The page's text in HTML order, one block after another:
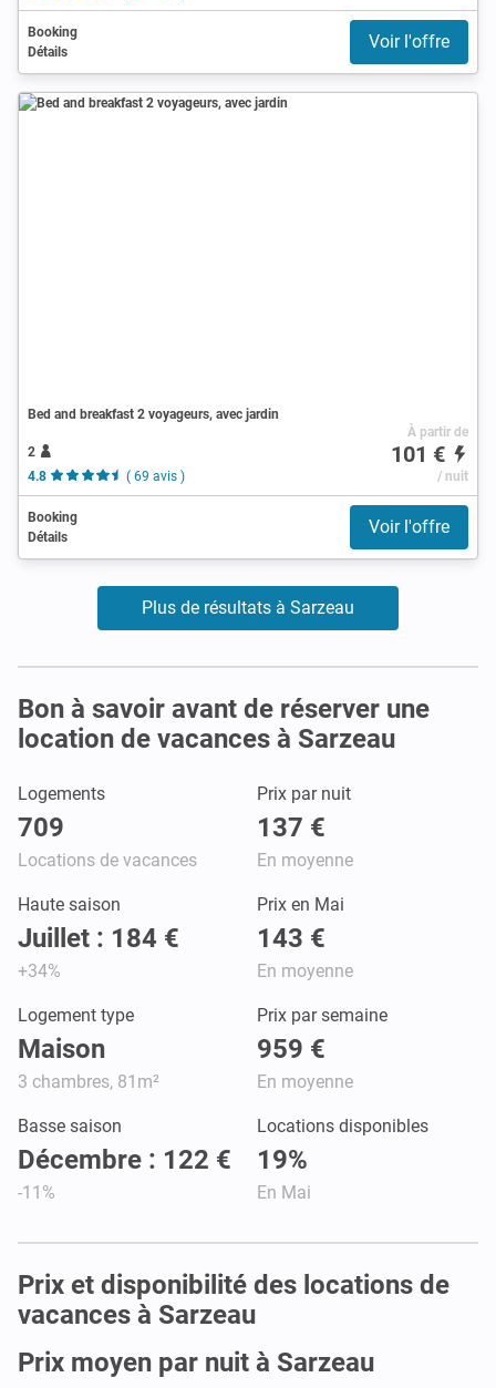
Booking
Détails
Voir l'offre
Bed and breakfast 2 voyageurs, avec jardin
2
4.8
( 69 avis )
À partir de
101 €
/ nuit
Booking
Détails
Voir l'offre
Plus de résultats à Sarzeau
Bon à savoir avant de réserver une
location de vacances à Sarzeau
Logements
709
Locations de vacances
Prix par nuit
137 €
En moyenne
Haute saison
Juillet : 184 €
+34%
Prix en Mai
143 €
En moyenne
Logement type
Maison
3 chambres, 81m²
Prix par semaine
959 €
En moyenne
Basse saison
Décembre : 122 €
-11%
Locations disponibles
19%
En Mai
Prix et disponibilité des locations de
vacances à Sarzeau
Prix moyen par nuit à Sarzeau